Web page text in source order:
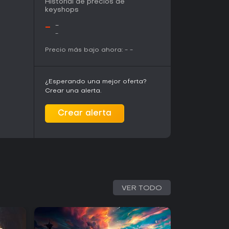
entre los sucesos del pasado y la
hilo conductor que une los puzles
la Academia y sus paisajes místicos,
al emparejamiento de fichas.
puzles y las revelaciones de la historia. El
de intriga y aislamiento dentro de la
para quienes prefieren una experiencia
La historia de salvar la Academia aporta
encontrarán reglas familiares
Historial de precios de
keyshops
- -
-
Precio más bajo ahora: - -
¿Esperando una mejor oferta?
Crear una alerta.
Crear alerta
VER TODO